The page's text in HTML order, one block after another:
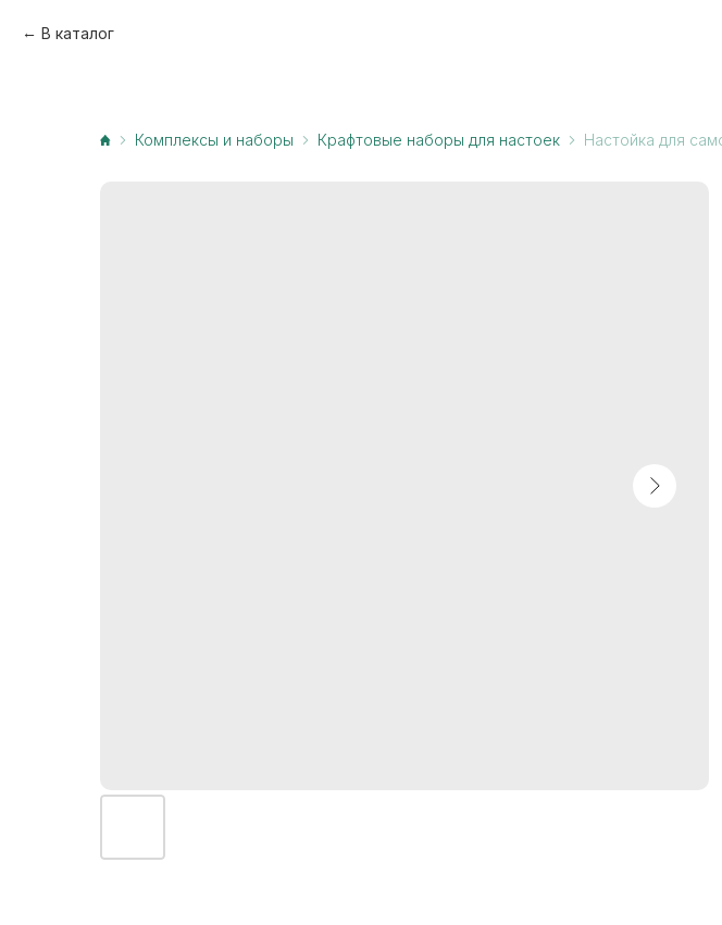
В каталог
Комплексы и наборы Крафтовые наборы для настоек